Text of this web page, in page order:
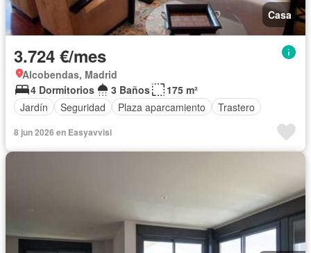
Casa
3.724 €/mes
Alcobendas, Madrid
4 Dormitorios
3 Baños
175 m²
Jardín
Seguridad Plaza aparcamiento Trastero
8 jun 2026 en Easyavvisi